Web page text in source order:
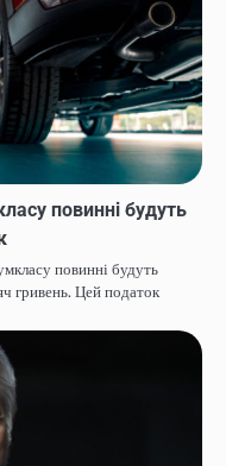
повинні будуть
повинні будуть
гривень. Цей податок